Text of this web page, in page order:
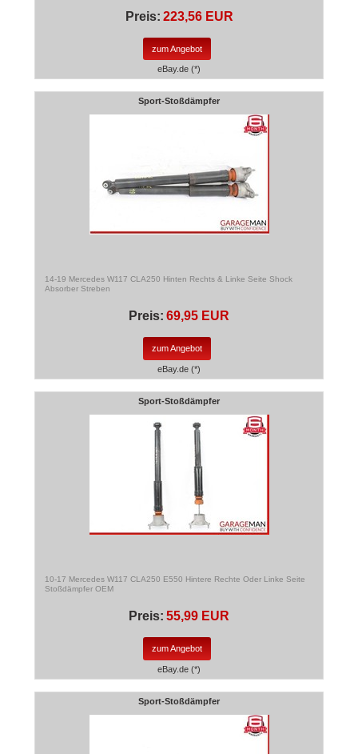
Preis: 223,56 EUR
zum Angebot
eBay.de (*)
Sport-Stoßdämpfer
14-19 Mercedes W117 CLA250 Hinten Rechts & Linke Seite Shock
Absorber Streben
Preis: 69,95 EUR
zum Angebot
eBay.de (*)
Sport-Stoßdämpfer
10-17 Mercedes W117 CLA250 E550 Hintere Rechte Oder Linke Seite
Stoßdämpfer OEM
Preis: 55,99 EUR
zum Angebot
eBay.de (*)
Sport-Stoßdämpfer